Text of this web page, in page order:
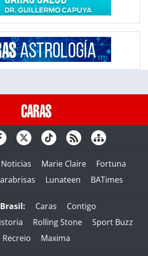
Noticias Marie Claire
Fortuna
Lunateen BATimes
Caras
Contigo
Rolling Stone
Sport Buzz
Recreio
Maxima